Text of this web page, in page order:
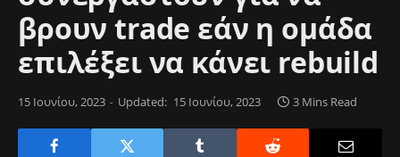
βρουν trade εάν η ομάδα
επιλέξει να κάνει rebuild
15 Ιουνίου, 2023 Updated: 15 Ιουνίου, 2023 3 Mins Read